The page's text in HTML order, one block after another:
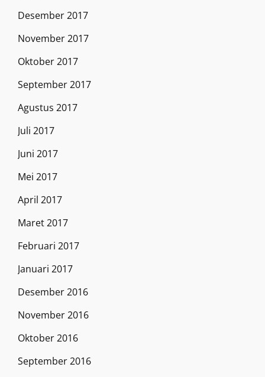
Desember 2017
November 2017
Oktober 2017
September 2017
Agustus 2017
Juli 2017
Juni 2017
Mei 2017
April 2017
Maret 2017
Februari 2017
Januari 2017
Desember 2016
November 2016
Oktober 2016
September 2016